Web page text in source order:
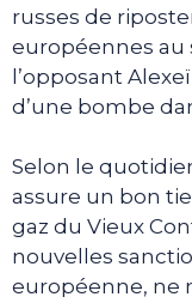
russes de
européennes au
l’opposant
d’une bombe
Selon le
assure un bon
gaz du Vieux
nouvelles
européenne, ne